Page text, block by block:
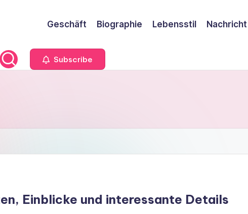
Geschäft Biographie Lebensstil Nachricht
Subscribe
Einblicke und interessante Details